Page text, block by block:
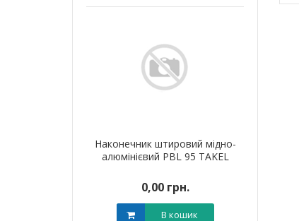
Наконечник штировий мідно-
алюмінієвий PBL 95 TAKEL
0,00 грн.
В кошик